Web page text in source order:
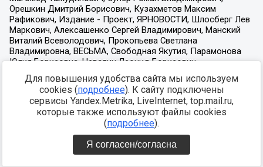
Для повышения удобства сайта мы используем
cookies (подробнее). К сайту подключены
сервисы Yandex.Metrika, LiveInternet, top.mail.ru,
которые также используют файлы cookies
(подробнее).
Я согласен/согласна